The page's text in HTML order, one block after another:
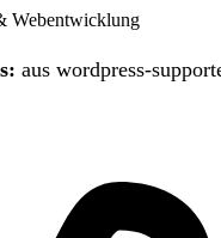
Webentwicklung
aus wordpress-